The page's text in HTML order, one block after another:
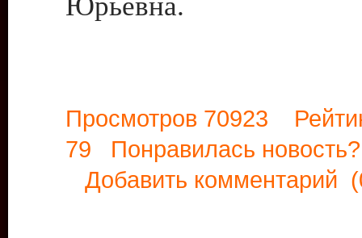
Просмотров 70923
79 Понравилась
Добавить комментарий